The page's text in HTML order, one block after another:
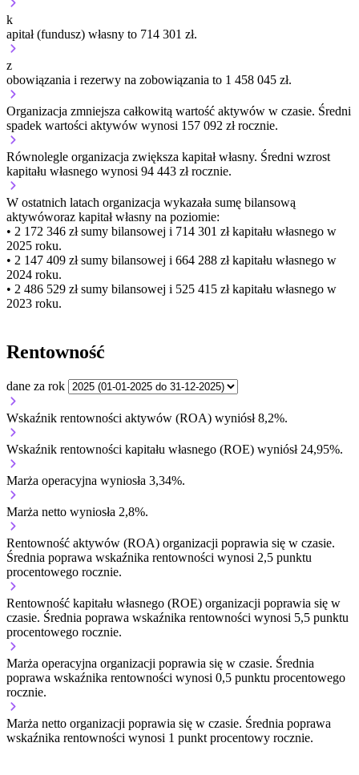
k
apitał (fundusz) własny to 714 301 zł.
z
obowiązania i rezerwy na zobowiązania to 1 458 045 zł.
Organizacja zmniejsza całkowitą wartość aktywów w czasie. Średni
spadek wartości aktywów wynosi 157 092 zł rocznie.
Równolegle organizacja zwiększa kapitał własny. Średni wzrost
kapitału własnego wynosi 94 443 zł rocznie.
W ostatnich latach organizacja wykazała sumę bilansową
aktywóworaz kapitał własny na poziomie:
• 2 172 346 złsumy bilansowej i 714 301 zł kapitału własnego w
2025 roku.
• 2 147 409 złsumy bilansowej i 664 288 zł kapitału własnego w
2024 roku.
• 2 486 529 złsumy bilansowej i 525 415 zł kapitału własnego w
2023 roku.
Rentowność
dane za rok
Wskaźnik rentowności aktywów (ROA) wyniósł 8,2%.
Wskaźnik rentowności kapitału własnego (ROE) wyniósł 24,95%.
Marża operacyjna wyniosła 3,34%.
Marża netto wyniosła 2,8%.
Rentowność aktywów (ROA) organizacji poprawia się w czasie.
Średnia poprawa wskaźnika rentowności wynosi 2,5 punktu
procentowego rocznie.
Rentowność kapitału własnego (ROE) organizacji poprawia się w
czasie. Średnia poprawa wskaźnika rentowności wynosi 5,5 punktu
procentowego rocznie.
Marża operacyjna organizacji poprawia się w czasie. Średnia
poprawa wskaźnika rentowności wynosi 0,5 punktu procentowego
rocznie.
Marża netto organizacji poprawia się w czasie. Średnia poprawa
wskaźnika rentowności wynosi 1 punkt procentowy rocznie.